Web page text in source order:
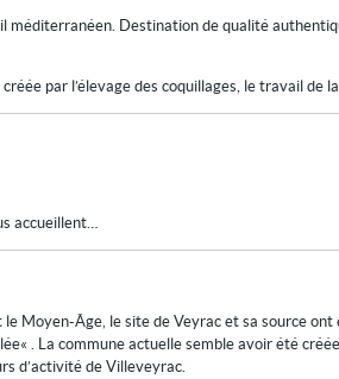
méditerranéen. Destination de qualité
par l’élevage des coquillages, le travail de
accueillent…
Moyen-Âge, le site de Veyrac et sa source
. La commune actuelle semble avoir été
d’activité de Villeveyrac.